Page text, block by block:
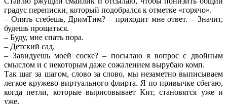
градус переписки, который подобрался к отметке «горячо».
– Опять стебешь, ДримТим? – приходит мне ответ. – Значит,
будешь прощаться.
– Буду, мне спать пора.
– Детский сад.
– Завидуешь моей соске? – посылаю я вопрос с двойным
смыслом и с некоторым даже сожалением вырубаю комп.
Так шаг за шагом, слово за слово, мы незаметно выписываем
легкое кружево виртуального флирта. Я по привычке сбегаю,
когда петли, которые вырисовывает Кит, становятся уже и
уже.